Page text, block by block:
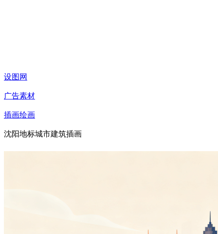
设图网
广告素材
插画绘画
沈阳地标城市建筑插画